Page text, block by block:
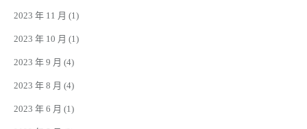
2023 年 11 月 (1)
2023 年 10 月 (1)
2023 年 9 月 (4)
2023 年 8 月 (4)
2023 年 6 月 (1)